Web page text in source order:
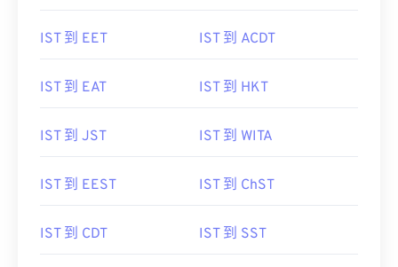
IST 到 EET IST 到 ACDT
IST 到 EAT IST 到 HKT
IST 到 JST IST 到 WITA
IST 到 EEST IST 到 ChST
IST 到 CDT IST 到 SST